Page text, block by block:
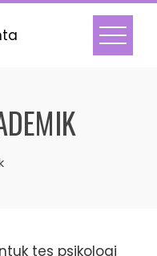
tes psikologi